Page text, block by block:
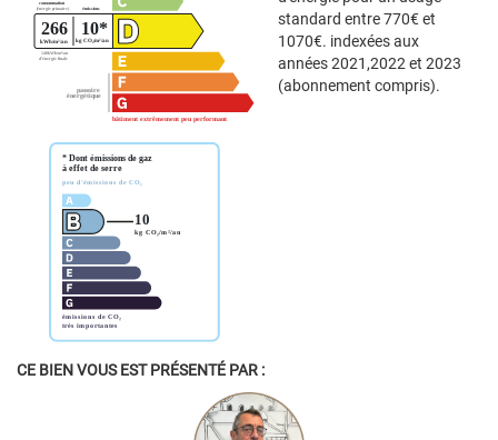
standard entre 770€ et
1070€. indexées aux
années 2021,2022 et 2023
(abonnement compris).
CE BIEN VOUS EST PRÉSENTÉ PAR :